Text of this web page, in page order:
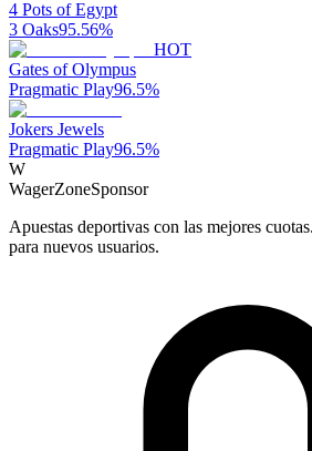
4 Pots of Egypt
3 Oaks95.56%
HOT
Gates of Olympus
Pragmatic Play96.5%
Jokers Jewels
Pragmatic Play96.5%
W
WagerZoneSponsor
Apuestas deportivas con las mejores
para nuevos usuarios.